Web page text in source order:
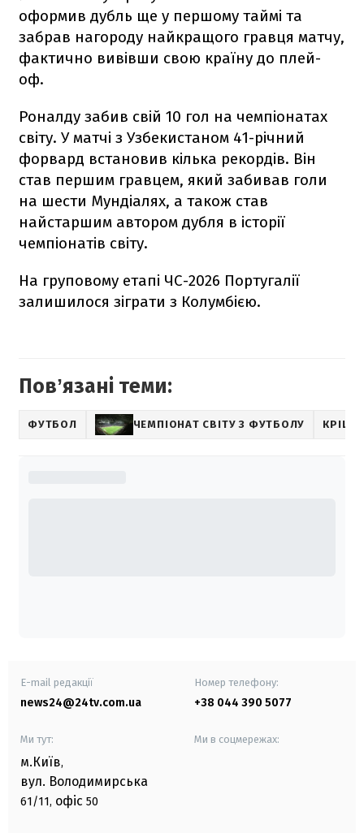
оформив дубль ще у першому таймі та
забрав нагороду найкращого гравця матчу,
фактично вивівши свою країну до плей-
оф.
Роналду забив свій 10 гол на чемпіонатах
світу. У матчі з Узбекистаном 41-річний
форвард встановив кілька рекордів. Він
став першим гравцем, який забивав голи
на шести Мундіалях, а також став
найстаршим автором дубля в історії
чемпіонатів світу.
На груповому етапі ЧС-2026 Португалії
залишилося зіграти з Колумбією.
Повʼязані теми:
ФУТБОЛ ЧЕМПІОНАТ СВІТУ З ФУТБОЛУ
E-mail редакції
news24@24tv.com.ua
Номер телефону:
+38 044 390 5077
Ми тут:
м.Київ,
вул. Володимирська
61/11, офіс 50
Ми в соцмережах: